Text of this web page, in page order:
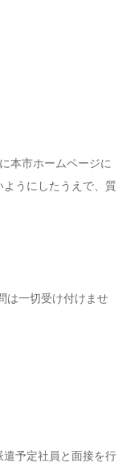
本市ホームページに
うにしたうえで、質
は一切受け付けませ
予定社員と面接を行